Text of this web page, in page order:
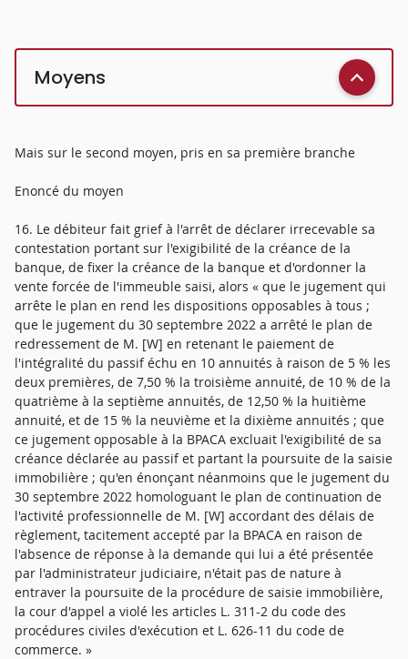
Moyens
Mais sur le second moyen, pris en sa première branche
Enoncé du moyen
16. Le débiteur fait grief à l'arrêt de déclarer irrecevable sa
contestation portant sur l'exigibilité de la créance de la
banque, de fixer la créance de la banque et d'ordonner la
vente forcée de l'immeuble saisi, alors « que le jugement qui
arrête le plan en rend les dispositions opposables à tous ;
que le jugement du 30 septembre 2022 a arrêté le plan de
redressement de M. [W] en retenant le paiement de
l'intégralité du passif échu en 10 annuités à raison de 5 % les
deux premières, de 7,50 % la troisième annuité, de 10 % de la
quatrième à la septième annuités, de 12,50 % la huitième
annuité, et de 15 % la neuvième et la dixième annuités ; que
ce jugement opposable à la BPACA excluait l'exigibilité de sa
créance déclarée au passif et partant la poursuite de la saisie
immobilière ; qu'en énonçant néanmoins que le jugement du
30 septembre 2022 homologuant le plan de continuation de
l'activité professionnelle de M. [W] accordant des délais de
règlement, tacitement accepté par la BPACA en raison de
l'absence de réponse à la demande qui lui a été présentée
par l'administrateur judiciaire, n'était pas de nature à
entraver la poursuite de la procédure de saisie immobilière,
la cour d'appel a violé les articles L. 311-2 du code des
procédures civiles d'exécution et L. 626-11 du code de
commerce. »